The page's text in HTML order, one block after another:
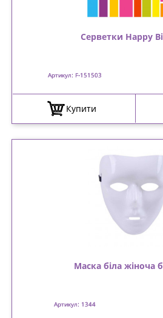
Серветки Happy
Артикул: F-151503
Купити
Маска біла жіноча
Артикул: 1344